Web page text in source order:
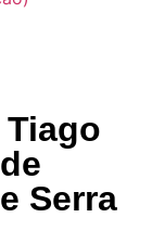
Serra